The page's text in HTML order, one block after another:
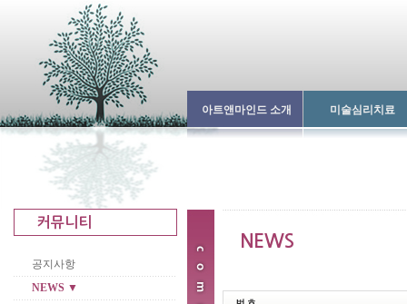
아트앤마인드 소개 미술심리치료
공지사항
NEWS ▼